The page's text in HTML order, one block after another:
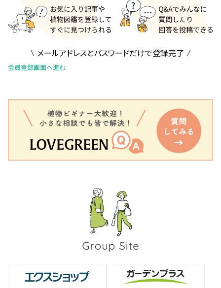
メールアドレスとパスワードだけで登録完了
会員登録画面へ進む